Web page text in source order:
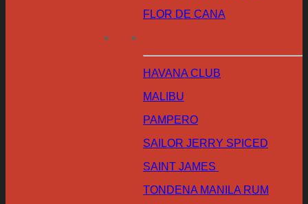
FLOR DE CANA
HAVANA CLUB
MALIBU
PAMPERO
SAILOR JERRY SPICED
SAINT JAMES
TONDENA MANILA RUM